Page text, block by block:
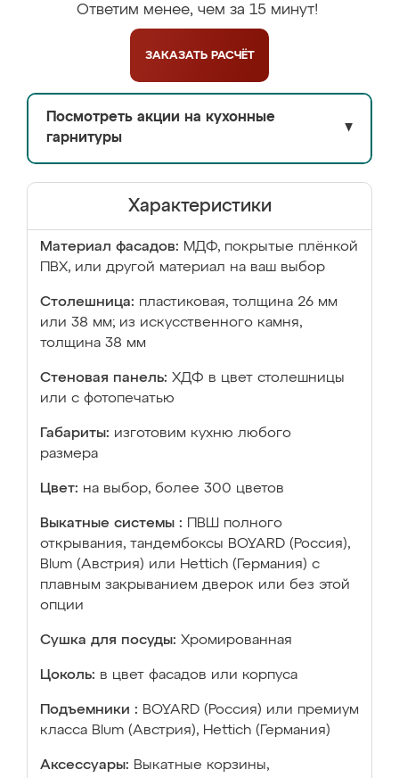
Ответим менее, чем за 15 минут!
ЗАКАЗАТЬ РАСЧЁТ
Посмотреть акции на кухонные
гарнитуры
▼
Характеристики
Материал фасадов: МДФ, покрытые плёнкой
ПВХ, или другой материал на ваш выбор
Столешница: пластиковая, толщина 26 мм
или 38 мм; из искусственного камня,
толщина 38 мм
Стеновая панель: ХДФ в цвет столешницы
или с фотопечатью
Габариты: изготовим кухню любого
размера
Цвет: на выбор, более 300 цветов
Выкатные системы :
ПВШ полного
открывания, тандембоксы BOYARD (Россия),
Blum (Австрия) или Hettich (Германия) с
плавным закрыванием дверок или без этой
опции
Сушка для посуды: Хромированная
Цоколь: в цвет фасадов или корпуса
Подъемники : BOYARD (Россия) или премиум
класса Blum (Австрия), Hettich (Германия)
Аксессуары: Выкатные корзины,